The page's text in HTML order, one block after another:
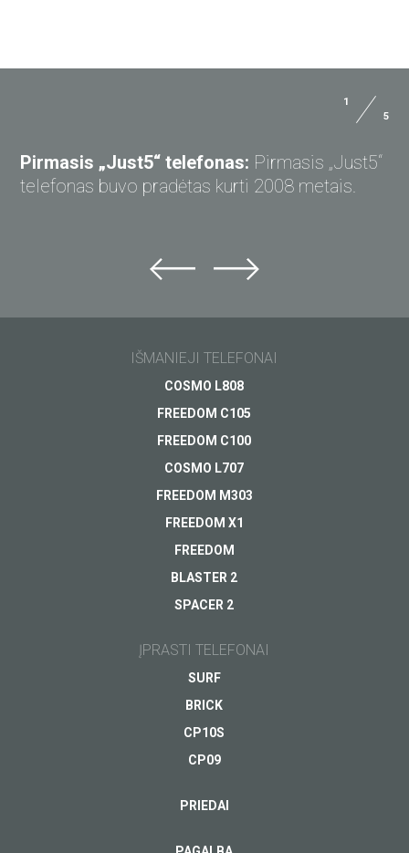
išmanusis
metaliniu korpusu
Klauskite „Just5“
Klauskite ir gaukite atsakymą el. paštu.
Jūsų el.pašto adresas*
1
5
Pirmasis „Just5“ telefonas: Pirmasis „Just5“
telefonas buvo pradėtas kurti 2008 metais.
IŠMANIEJI TELEFONAI
COSMO L808
FREEDOM C105
FREEDOM C100
COSMO L707
FREEDOM M303
FREEDOM X1
FREEDOM
BLASTER 2
SPACER 2
ĮPRASTI TELEFONAI
SURF
BRICK
CP10S
CP09
PRIEDAI